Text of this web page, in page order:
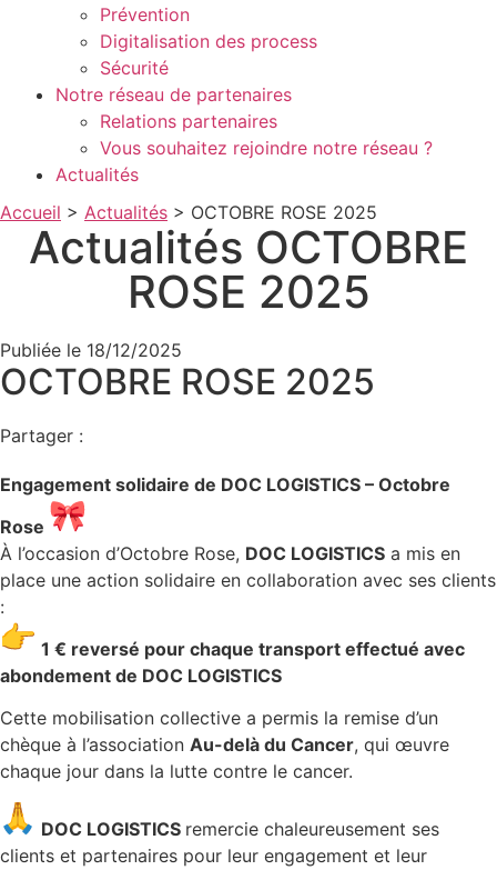
Prévention
Digitalisation des process
Sécurité
Notre réseau de partenaires
Relations partenaires
Vous souhaitez rejoindre notre réseau ?
Actualités
Accueil > Actualités > OCTOBRE ROSE 2025
Actualités OCTOBRE
ROSE 2025
Publiée le 18/12/2025
OCTOBRE ROSE 2025
Partager :
Engagement solidaire de DOC LOGISTICS – Octobre
Rose
À l’occasion d’Octobre Rose, DOC LOGISTICS a mis en
place une action solidaire en collaboration avec ses clients
:
1 € reversé pour chaque transport effectué avec
abondement de DOC LOGISTICS
Cette mobilisation collective a permis la remise d’un
chèque à l’association Au-delà du Cancer, qui œuvre
chaque jour dans la lutte contre le cancer.
DOC LOGISTICS remercie chaleureusement ses
clients et partenaires pour leur engagement et leur